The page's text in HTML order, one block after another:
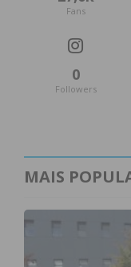
Fans
0
Followers
MAIS